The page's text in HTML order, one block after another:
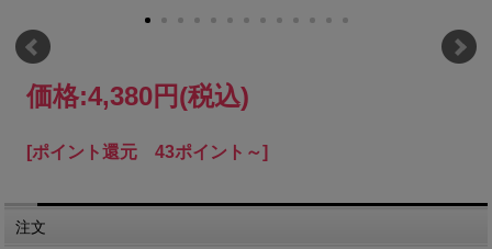
価格:4,380円(税込)
[ポイント還元 43ポイント～]
注文